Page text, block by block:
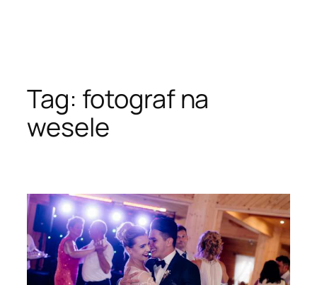
Tag: fotograf na
wesele